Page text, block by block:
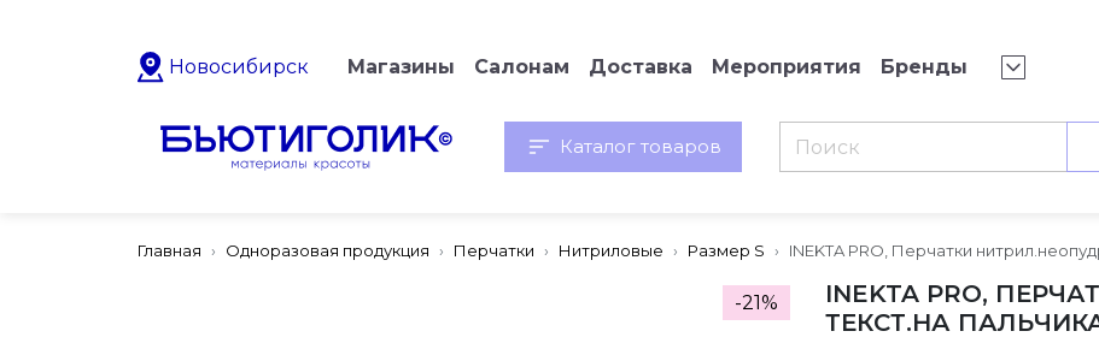
Новосибирск Магазины Салонам Доставка Мероприятия Бренды
Каталог товаров
Главная Одноразовая продукция Перчатки Нитриловые Размер S INEKTA PRO, Перчатки
-21%
INEKTA PRO,
ТЕКСТ.НА